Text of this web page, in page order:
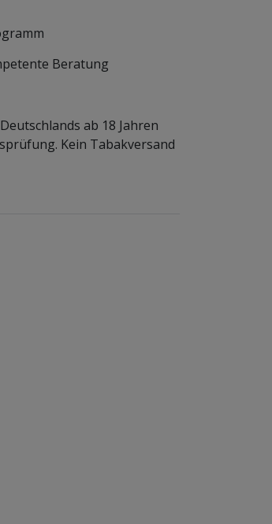
Beratung
ab 18 Jahren
Kein Tabakversand